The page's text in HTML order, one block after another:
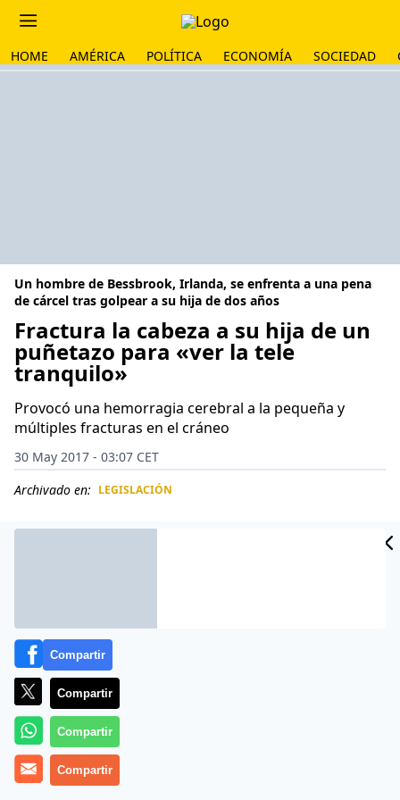
HOME AMÉRICA POLÍTICA ECONOMÍA SOCIEDAD
Un hombre de Bessbrook, Irlanda, se enfrenta a una pena
de cárcel tras golpear a su hija de dos años
Fractura la cabeza a su hija de un
puñetazo para «ver la tele
tranquilo»
Provocó una hemorragia cerebral a la pequeña y
múltiples fracturas en el cráneo
30 May 2017 - 03:07 CET
Archivado en: LEGISLACIÓN
Darren Eamon Fagan, de 29 años, se enfrenta a una
Compartir
Compartir
Compartir
Compartir